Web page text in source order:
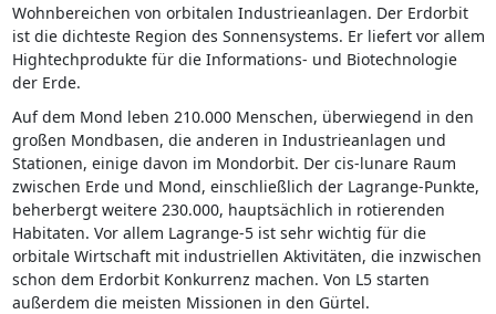
Wohnbereichen von orbitalen Industrieanlagen. Der Erdorbit
ist die dichteste Region des Sonnensystems. Er liefert vor allem
Hightechprodukte für die Informations- und Biotechnologie
der Erde.
Auf dem Mond leben 210.000 Menschen, überwiegend in den
großen Mondbasen, die anderen in Industrieanlagen und
Stationen, einige davon im Mondorbit. Der cis-lunare Raum
zwischen Erde und Mond, einschließlich der Lagrange-Punkte,
beherbergt weitere 230.000, hauptsächlich in rotierenden
Habitaten. Vor allem Lagrange-5 ist sehr wichtig für die
orbitale Wirtschaft mit industriellen Aktivitäten, die inzwischen
schon dem Erdorbit Konkurrenz machen. Von L5 starten
außerdem die meisten Missionen in den Gürtel.